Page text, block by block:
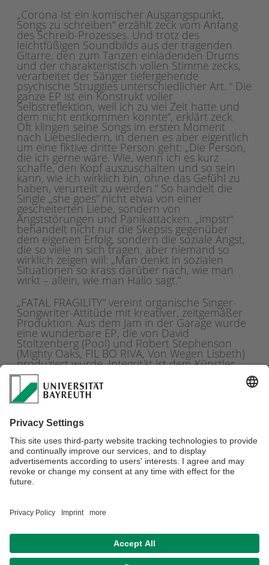
„Corona ist ein komischer Ausgangspunkt,
Songs zu schreiben“ erzählt zeck vom Anfang
des Schreib-Prozesses. Und trotz des
leichtfüßigen Soundbilds aus der tragenden
Gitarre, den zum Tanzen einladenden Drums
und der charakteristisch vollen Stimme zecks,
verarbeitet der Sänger tiefergehende
psychische Struggles unterschiedlicher Art. “ Die
ganze EP ist ein Konstrukt voller
Selbstreflektion, weil ich zu viel Zeit hatte und
dem nicht entkommen konnte“, erklärt zeck.
Oft klingen seine Songs im ersten Moment
nach Liebesliedern, in denen es aber eigentlich
um eine fiktive dritte Person geht: „Die Person,
die ich gerne wäre. Wie, wenn ich es kurz
schaffe, den Kopf auszuschalten und so sein
kann, wie ich wirklich bin, ohne das Gefühl zu
haben, verurteilt zu werden.“ So handelt die
Single „she goes“ nicht etwa von einer
gescheiterten Liebe, sondern von
Angststörungen und Panikattacken. „impstr“
behandelt nicht nur die Skepsis gegenüber
dem eigenen Erfolg, sondern die soziale Angst,
die so viele in sich tragen, aber niemand so
wirklich zeigen will: „Man denkt in sozialen
Situationen so krass darüber nach, wie man
wirkt – allein, wie man Hallo sagt.“
„FATAL FRAGILITY“ vereint organische Singer-
Songwriter-Attitüde mit kreativer, zeitgemäßer
Produktion. Aus dem Jam in der Garage wurde
eine wunderbare EP, die von David
Stoltzenberg (Pool) und Robert Stephenson
(Mighty Oaks, FIL BO RIVA, Von Wegen Lisbeth)
produziert wurde. Integrität ist dem Künstler
wichtiger denn je, denn neben der Musik
wurden auf dem Weg vor Allem viele
Freund*innen und Erfahrungen gemacht. Und
sicher ist: Mit den in seiner Musik verarbeiteten
Die EP „FATAL FRAGILITY“ erscheint im Frühjahr
2023.